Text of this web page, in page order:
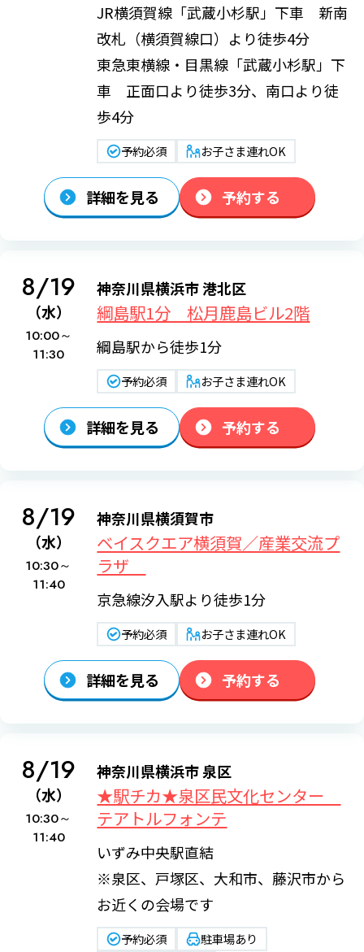
JR横須賀線「武蔵小杉駅」下車 新南
改札（横須賀線口）より徒歩4分
東急東横線・目黒線「武蔵小杉駅」下
車 正面口より徒歩3分、南口より徒
歩4分
予約必須 お子さま連れOK
詳細を見る 予約する
8/19
（水）
10:00～
11:30
神奈川県横浜市 港北区
綱島駅1分 松月鹿島ビル2階
綱島駅から徒歩1分
予約必須 お子さま連れOK
詳細を見る 予約する
8/19
（水）
10:30～
11:40
神奈川県横須賀市
ベイスクエア横須賀／産業交流プ
ラザ
京急線汐入駅より徒歩1分
予約必須 お子さま連れOK
詳細を見る 予約する
8/19
（水）
10:30～
11:40
神奈川県横浜市 泉区
★駅チカ★泉区民文化センター
テアトルフォンテ
いずみ中央駅直結
※泉区、戸塚区、大和市、藤沢市から
お近くの会場です
予約必須
駐車場あり